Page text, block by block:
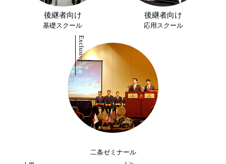
後継者向け
基礎スクール
後継者向け
応用スクール
二条ゼミナール